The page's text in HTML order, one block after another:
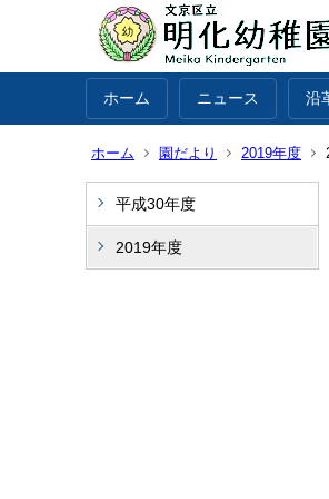
ホーム ニュース 沿
ホーム 園だより 2019年度
平成30年度
2019年度